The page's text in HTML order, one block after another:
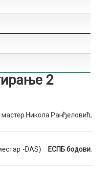
2
мастер Никола Ранђеловић,
-DAS)
ЕСПБ бодови: